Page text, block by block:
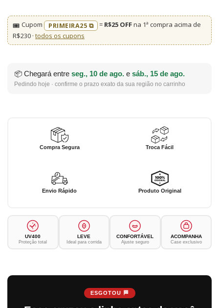
🎟️ Cupom PRIMEIRA25 ⧉ = R$25 OFFna 1ª compra acima de
R$230 · todos os cupons
📦 Chegará entre seg., 10 de ago. e sáb., 15 de ago.
Pedindo hoje · confirme o prazo exato da sua região no carrinho
Compra Segura Troca Fácil
Envio Rápido Produto Original
UV400
Proteção total
LEVE
Ideal para corrida
CONFORTÁVEL
Ajuste seguro
ACOMPANHA
Case exclusivo
ESGOTOU 🏁